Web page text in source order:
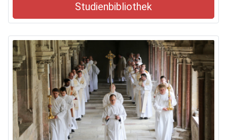
Studienbibliothek